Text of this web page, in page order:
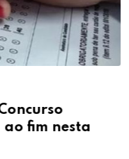
ao fim nesta